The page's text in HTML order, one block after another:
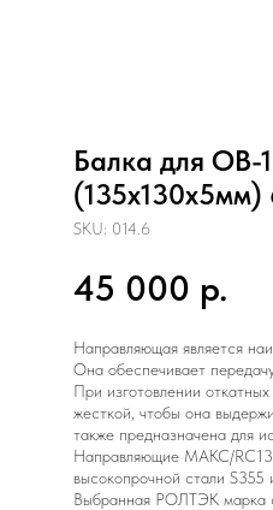
Балка для
(135х130х5мм)
SKU: 014.6
45 000 р.
Направляющая является
Она обеспечивает
При изготовлении
жесткой, чтобы она
также предназначена для
Направляющие МАКС/RC135
высокопрочной стали S355
Выбранная РОЛТЭК марка